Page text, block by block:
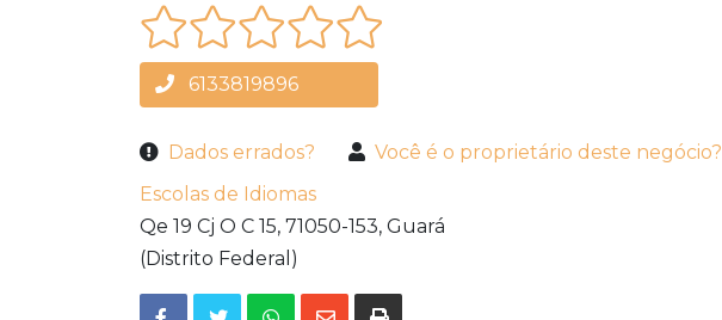
6133819896
Dados errados?
Você é o proprietário deste negócio?
Escolas de Idiomas
Qe 19 Cj O C 15, 71050-153, Guará
(Distrito Federal)